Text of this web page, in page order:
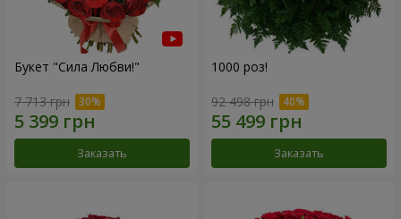
Букет "Сила Любви!"
7 713 грн
Заказать
1000 роз!
92 498 грн
Заказать